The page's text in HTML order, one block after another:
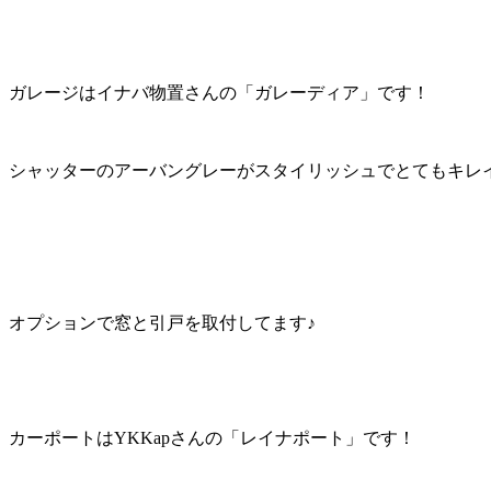
ガレージはイナバ物置さんの「ガレーディア」です！
シャッターのアーバングレーがスタイリッシュでとてもキレ
オプションで窓と引戸を取付してます♪
カーポートはYKKapさんの「レイナポート」です！